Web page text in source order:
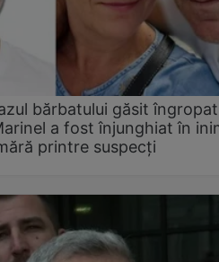
bărbatului găsit
a fost înjunghiat în
printre suspecți